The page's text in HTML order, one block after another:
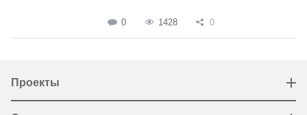
0 1428 0
Проекты